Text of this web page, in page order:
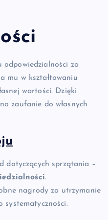
odpowiedzialności za
mu w kształtowaniu
wartości. Dzięki
zaufanie do własnych
dotyczących sprzątania –
.
nagrody za utrzymanie
systematyczności.